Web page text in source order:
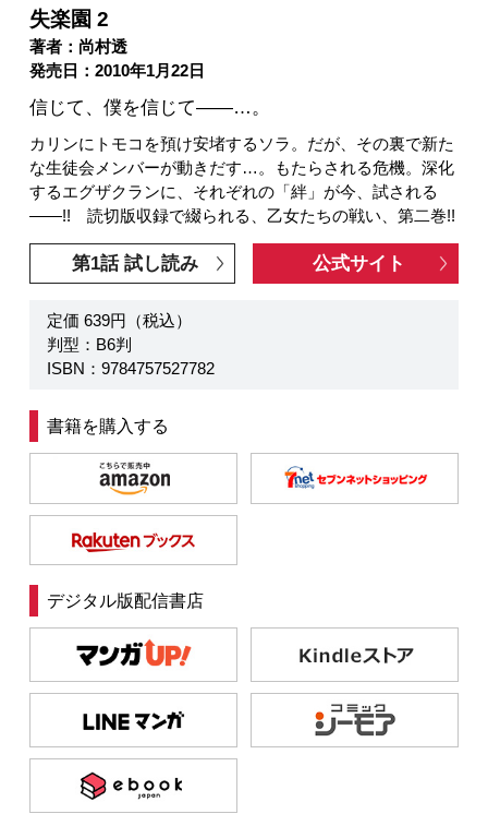
失楽園 2
著者：尚村透
発売日：2010年1月22日
信じて、僕を信じて――…。
カリンにトモコを預け安堵するソラ。だが、その裏で新た
な生徒会メンバーが動きだす…。もたらされる危機。深化
するエグザクランに、それぞれの「絆」が今、試される
――!! 読切版収録で綴られる、乙女たちの戦い、第二巻!!
第1話 試し読み 公式サイト
定価 639円（税込）
判型：B6判
ISBN：9784757527782
書籍を購入する
デジタル版配信書店